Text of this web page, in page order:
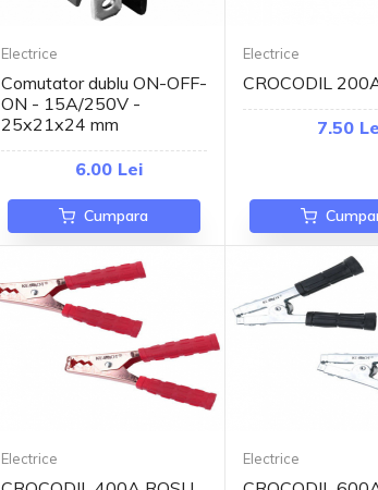
Electrice
Comutator dublu ON-OFF-
ON - 15A/250V -
25x21x24 mm
6.00 Lei
Cumpara
Electrice
CROCODIL
7.50
Electrice Electrice